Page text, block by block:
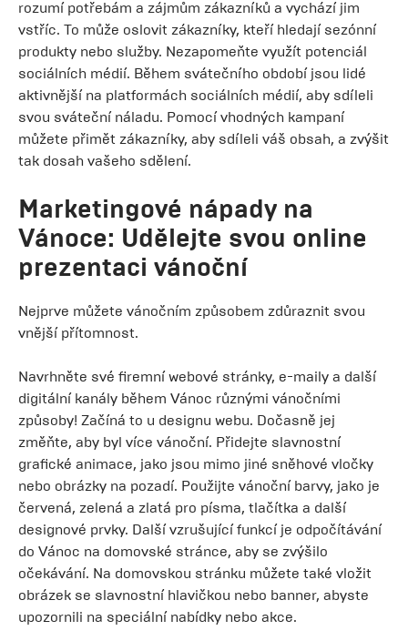
rozumí potřebám a zájmům zákazníků a vychází jim
vstříc. To může oslovit zákazníky, kteří hledají sezónní
produkty nebo služby. Nezapomeňte využít potenciál
sociálních médií. Během svátečního období jsou lidé
aktivnější na platformách sociálních médií, aby sdíleli
svou sváteční náladu. Pomocí vhodných kampaní
můžete přimět zákazníky, aby sdíleli váš obsah, a zvýšit
tak dosah vašeho sdělení.
Marketingové nápady na
Vánoce: Udělejte svou online
prezentaci vánoční
Nejprve můžete vánočním způsobem zdůraznit svou
vnější přítomnost.
Navrhněte své firemní webové stránky, e-maily a další
digitální kanály během Vánoc různými vánočními
způsoby! Začíná to u designu webu. Dočasně jej
změňte, aby byl více vánoční. Přidejte slavnostní
grafické animace, jako jsou mimo jiné sněhové vločky
nebo obrázky na pozadí. Použijte vánoční barvy, jako je
červená, zelená a zlatá pro písma, tlačítka a další
designové prvky. Další vzrušující funkcí je odpočítávání
do Vánoc na domovské stránce, aby se zvýšilo
očekávání. Na domovskou stránku můžete také vložit
obrázek se slavnostní hlavičkou nebo banner, abyste
upozornili na speciální nabídky nebo akce.